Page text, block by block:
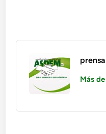
prensa
Más